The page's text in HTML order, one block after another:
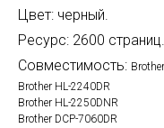
Цвет: черный.
Ресурс: 2600 страниц.
Совместимость:
Brother HL-2240DR
Brother HL-2250DNR
Brother DCP-7060DR